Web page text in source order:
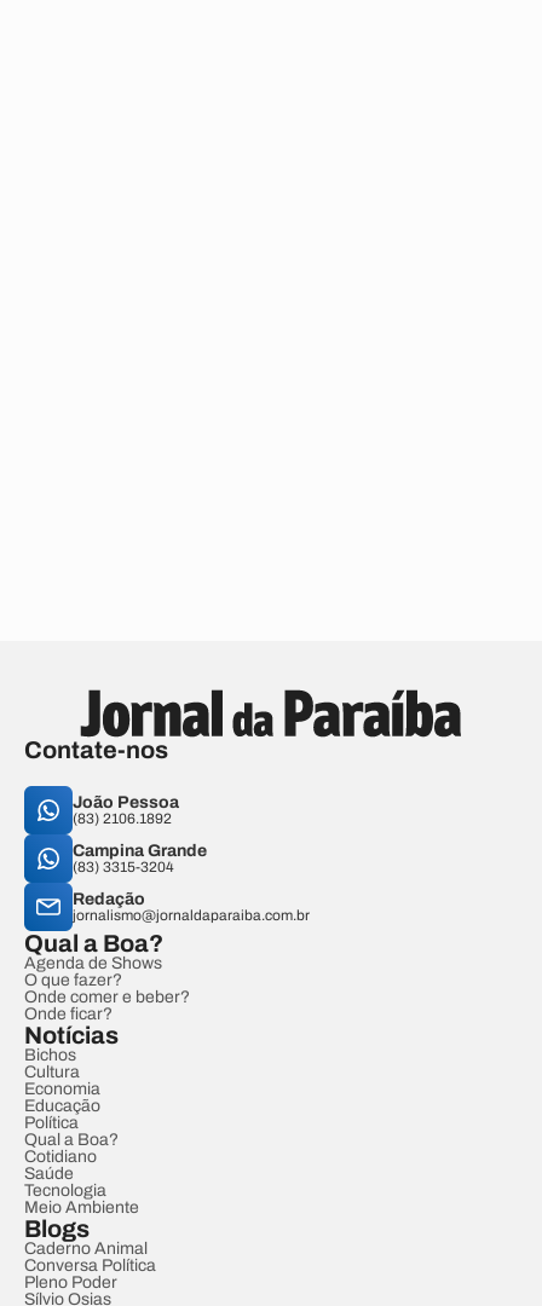
Contate-nos
João Pessoa
(83) 2106.1892
Campina Grande
(83) 3315-3204
Redação
jornalismo@jornaldaparaiba.com.br
Qual a Boa?
Agenda de Shows
O que fazer?
Onde comer e beber?
Onde ficar?
Notícias
Bichos
Cultura
Economia
Educação
Política
Qual a Boa?
Cotidiano
Saúde
Tecnologia
Meio Ambiente
Blogs
Caderno Animal
Conversa Política
Pleno Poder
Sílvio Osias